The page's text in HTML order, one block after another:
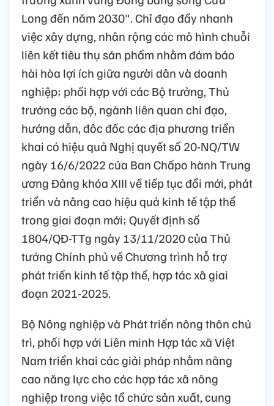
Long đến năm 2030". Chỉ đạo đẩy nhanh
việc xây dựng, nhân rộng các mô hình chuỗi
liên kết tiêu thụ sản phẩm nhằm đảm bảo
hài hòa lợi ích giữa người dân và doanh
nghiệp; phối hợp với các Bộ trưởng, Thủ
trưởng các bộ, ngành liên quan chỉ đạo,
hướng dẫn, đôc đốc các địa phương triển
khai có hiệu quả Nghị quyết số 20-NQ/TW
ngày 16/6/2022 của Ban Chấpo hành Trung
ương Đảng khóa XIII về tiếp tục đổi mới, phát
triển và nâng cao hiệu quả kinh tế tập thể
trong giai đoạn mới; Quyết định số
1804/QĐ-TTg ngày 13/11/2020 của Thủ
tướng Chính phủ về Chương trình hỗ trợ
phát triển kinh tế tập thể, hợp tác xã giai
đoạn 2021-2025.
Bộ Nông nghiệp và Phát triển nông thôn chủ
trì, phối hợp với Liên minh Hợp tác xã Việt
Nam triển khai các giải pháp nhằm nâng
cao năng lực cho các hợp tác xã nông
nghiệp trong việc tổ chức sản xuất, cung